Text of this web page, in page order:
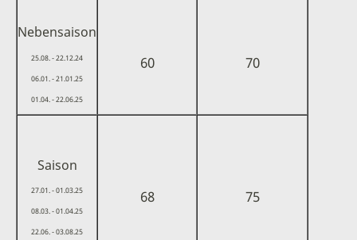
Nebensaison
25.08. - 22.12.24
06.01. - 21.01.25
01.04. - 22.06.25
60 70
Saison
27.01. - 01.03.25
08.03. - 01.04.25
22.06. - 03.08.25
68 75